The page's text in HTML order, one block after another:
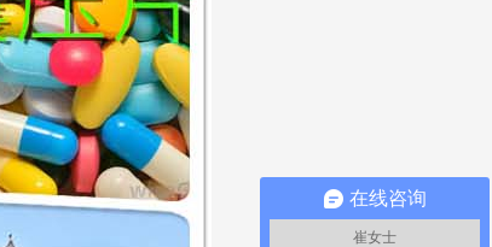
在线咨询
崔女士